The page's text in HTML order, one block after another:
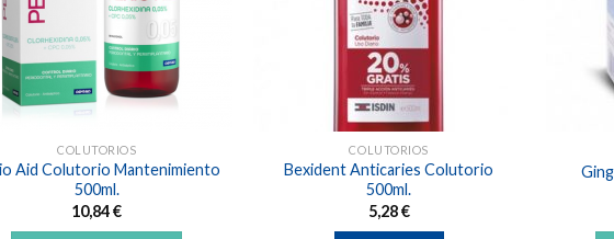
COLUTORIOS
Aid Colutorio Mantenimiento
500ml.
10,84€
COLUTORIOS
Bexident Anticaries Colutorio
500ml.
5,28€